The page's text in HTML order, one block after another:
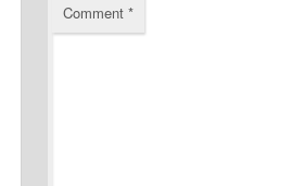
Comment*